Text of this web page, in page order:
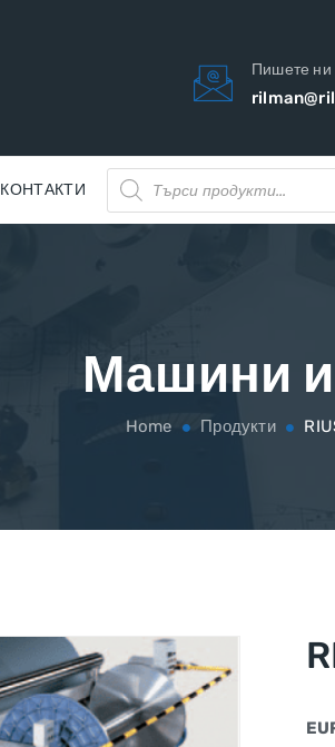
Пишете ни
КОНТАКТИ
Products
search
Машини и
Home Продукти